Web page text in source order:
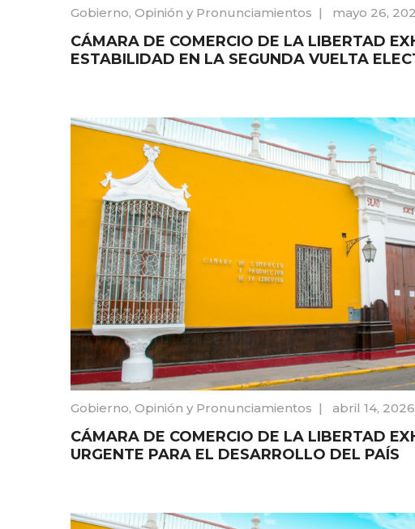
Gobierno, Opinión y Pronunciamientos | mayo 26,
CÁMARA DE COMERCIO DE LA LIBERTAD
ESTABILIDAD EN LA SEGUNDA VUELTA
Gobierno, Opinión y Pronunciamientos | abril 14, 2026
CÁMARA DE COMERCIO DE LA LIBERTAD
URGENTE PARA EL DESARROLLO DEL PAÍS